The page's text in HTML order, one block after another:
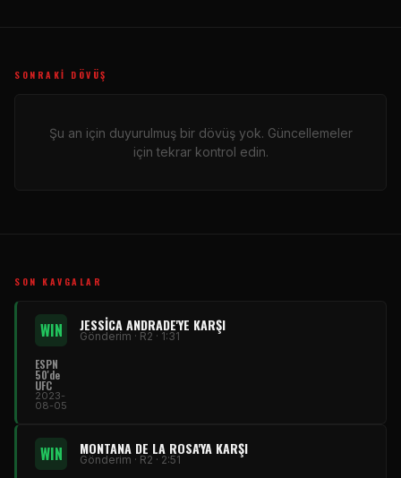
SONRAKI DÖVÜŞ
Şu an için duyurulmuş bir dövüş yok. Güncellemeler
için tekrar kontrol edin.
SON KAVGALAR
WIN JESSICA ANDRADE'YE KARŞI
Gönderim · R2 · 1:31
ESPN
50'de
UFC
2023-
08-05
WIN MONTANA DE LA ROSA'YA KARŞI
Gönderim · R2 · 2:51